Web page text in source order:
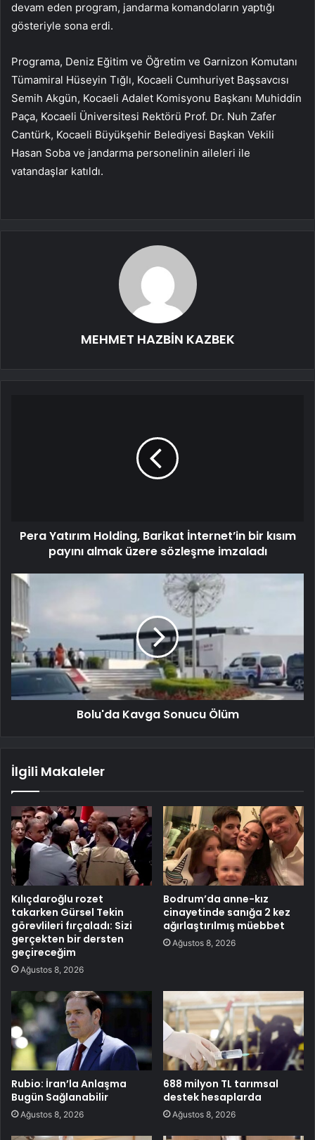
devam eden program, jandarma komandoların yaptığı
gösteriyle sona erdi.
Programa, Deniz Eğitim ve Öğretim ve Garnizon Komutanı
Tümamiral Hüseyin Tığlı, Kocaeli Cumhuriyet Başsavcısı
Semih Akgün, Kocaeli Adalet Komisyonu Başkanı Muhiddin
Paça, Kocaeli Üniversitesi Rektörü Prof. Dr. Nuh Zafer
Cantürk, Kocaeli Büyükşehir Belediyesi Başkan Vekili
Hasan Soba ve jandarma personelinin aileleri ile
vatandaşlar katıldı.
MEHMET HAZBİN KAZBEK
Pera Yatırım Holding, Barikat İnternet’in bir kısım
payını almak üzere sözleşme imzaladı
Bolu'da Kavga Sonucu Ölüm
İlgili Makaleler
Kılıçdaroğlu rozet
takarken Gürsel Tekin
görevlileri fırçaladı: Sizi
gerçekten bir dersten
geçireceğim
Ağustos 8, 2026
Bodrum’da anne-kız
cinayetinde sanığa 2 kez
ağırlaştırılmış müebbet
Ağustos 8, 2026
Rubio: İran’la Anlaşma
Bugün Sağlanabilir
Ağustos 8, 2026
688 milyon TL tarımsal
destek hesaplarda
Ağustos 8, 2026